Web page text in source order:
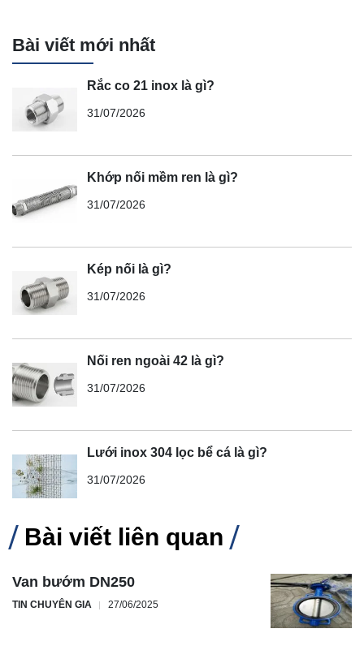
Bài viết mới nhất
Rắc co 21 inox là gì?
31/07/2026
Khớp nối mềm ren là gì?
31/07/2026
Kép nối là gì?
31/07/2026
Nối ren ngoài 42 là gì?
31/07/2026
Lưới inox 304 lọc bể cá là gì?
31/07/2026
Bài viết liên quan
Van bướm DN250
TIN CHUYÊN GIA 27/06/2025